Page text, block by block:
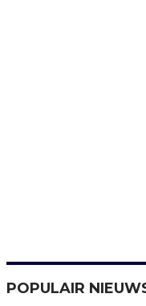
POPULAIR